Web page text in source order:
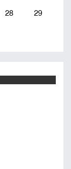
28
29